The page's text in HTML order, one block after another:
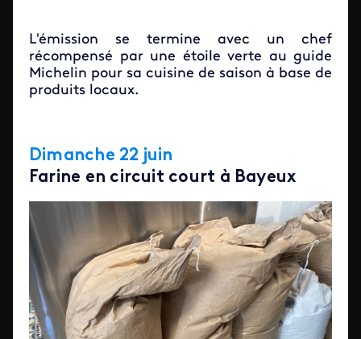
L'émission se termine avec un chef
récompensé par une étoile verte au guide
Michelin pour sa cuisine de saison à base de
produits locaux.
Dimanche 22 juin
Farine en circuit court à Bayeux